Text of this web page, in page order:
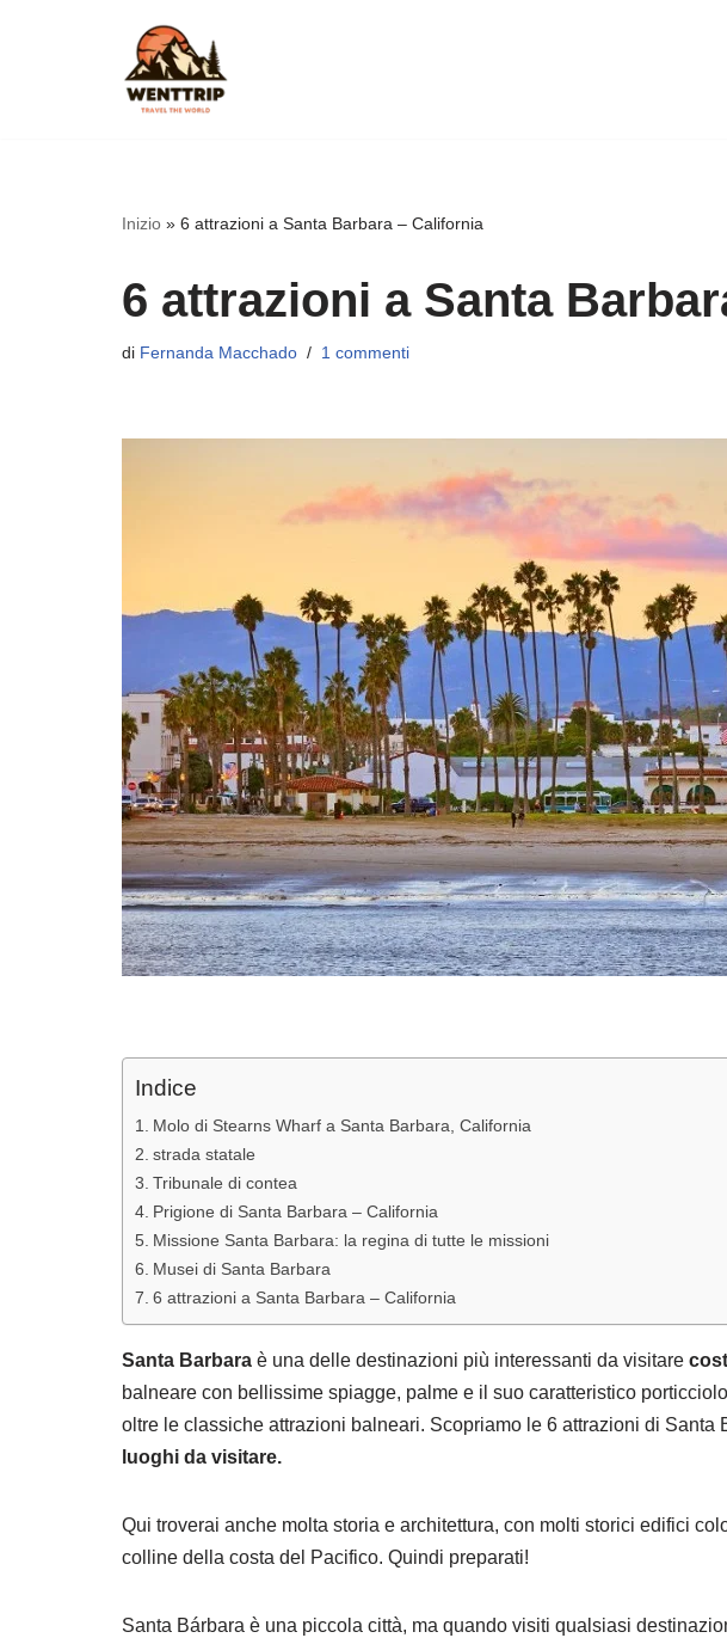
Inizio » 6 attrazioni a Santa Barbara – California
6 attrazioni a Santa
di Fernanda Macchado 1 commenti
Indice
Molo di Stearns Wharf a Santa Barbara, California
strada statale
Tribunale di contea
Prigione di Santa Barbara – California
Missione Santa Barbara: la regina di tutte le missioni
Musei di Santa Barbara
6 attrazioni a Santa Barbara – California
Santa Barbara è una delle destinazioni più interessanti da visitare
balneare con bellissime spiagge, palme e il suo caratteristico
oltre le classiche attrazioni balneari. Scopriamo le 6 attrazioni di Santa
luoghi da visitare.
Qui troverai anche molta storia e architettura, con molti storici edifici
colline della costa del Pacifico. Quindi preparati!
Santa Bárbara è una piccola città, ma quando visiti qualsiasi